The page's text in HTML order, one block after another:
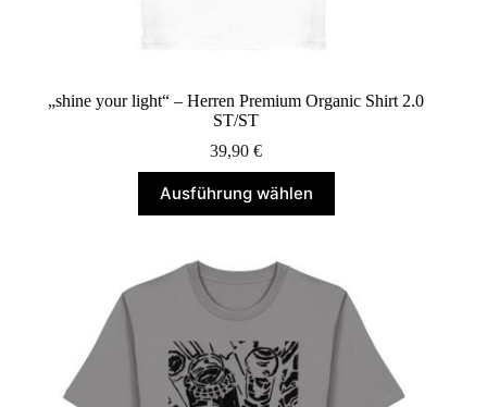
„shine your light“ – Herren Premium Organic Shirt 2.0
ST/ST
39,90€
Ausführung wählen
Produkt
weist
Varianten
auf.
Die
können
auf
der
Produktseite